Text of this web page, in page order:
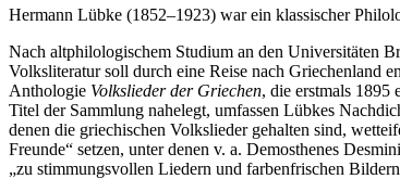
Hermann Lübke (1852–1923) war ein klassischer
Nach altphilologischem Studium an den Universitäten
Volksliteratur soll durch eine Reise nach Griechenland
Anthologie Volkslieder der Griechen, die erstmals 1895
Titel der Sammlung nahelegt, umfassen Lübkes
denen die griechischen Volkslieder gehalten sind,
Freunde“ setzen, unter denen v. a. Demosthenes
„zu stimmungsvollen Liedern und farbenfrischen